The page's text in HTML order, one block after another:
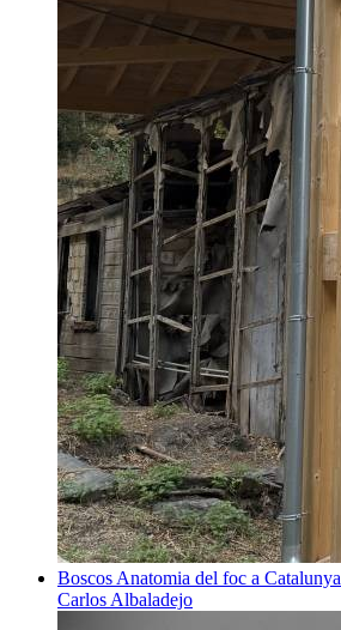
Boscos Anatomia del foc a Catalunya
Carlos Albaladejo